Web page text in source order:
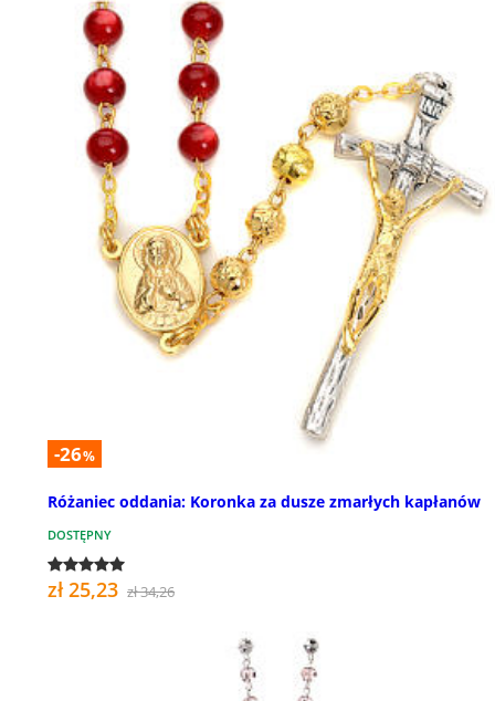
-26%
Różaniec oddania: Koronka za dusze zmarłych kapłanów
DOSTĘPNY
zł 25,23 zł 34,26